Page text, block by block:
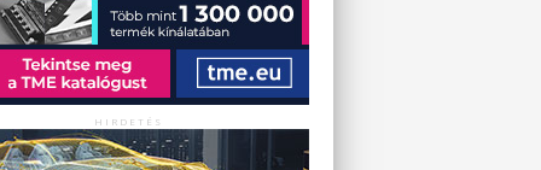
HIRDETÉS